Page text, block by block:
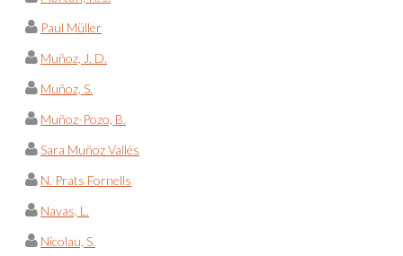
Paul Müller
Muñoz, J. D.
Muñoz, S.
Muñoz-Pozo, B.
Sara Muñoz Vallés
N. Prats Fornells
Navas, L.
Nicolau, S.